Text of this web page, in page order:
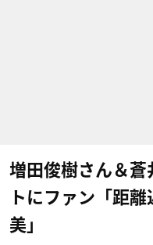
増田俊樹さん＆蒼
トにファン「距
美」